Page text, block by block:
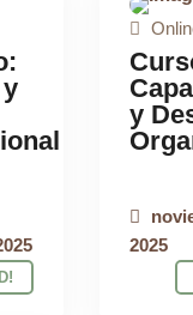
y
2025